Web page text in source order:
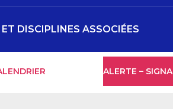
ALERTE –
DISCIPLINES ASSOCIÉES